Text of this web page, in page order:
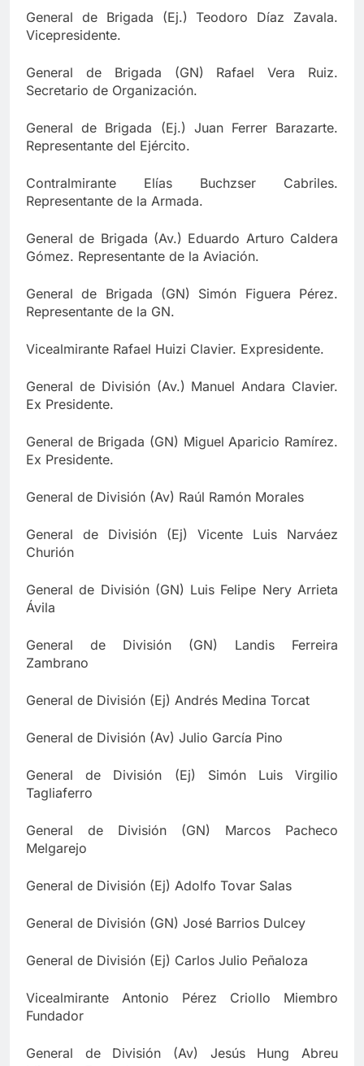
General de Brigada (Ej.) Teodoro Díaz Zavala.
Vicepresidente.
General de Brigada (GN) Rafael Vera Ruiz.
Secretario de Organización.
General de Brigada (Ej.) Juan Ferrer Barazarte.
Representante del Ejército.
Contralmirante Elías Buchzser Cabriles.
Representante de la Armada.
General de Brigada (Av.) Eduardo Arturo Caldera
Gómez. Representante de la Aviación.
General de Brigada (GN) Simón Figuera Pérez.
Representante de la GN.
Vicealmirante Rafael Huizi Clavier. Expresidente.
General de División (Av.) Manuel Andara Clavier.
Ex Presidente.
General de Brigada (GN) Miguel Aparicio Ramírez.
Ex Presidente.
General de División (Av) Raúl Ramón Morales
General de División (Ej) Vicente Luis Narváez
Churión
General de División (GN) Luis Felipe Nery Arrieta
Ávila
General de División (GN) Landis Ferreira
Zambrano
General de División (Ej) Andrés Medina Torcat
General de División (Av) Julio García Pino
General de División (Ej) Simón Luis Virgilio
Tagliaferro
General de División (GN) Marcos Pacheco
Melgarejo
General de División (Ej) Adolfo Tovar Salas
General de División (GN) José Barrios Dulcey
General de División (Ej) Carlos Julio Peñaloza
Vicealmirante Antonio Pérez Criollo Miembro
Fundador
General de División (Av) Jesús Hung Abreu